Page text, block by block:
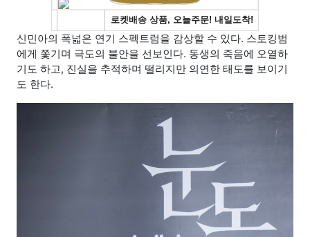
신민아의 폭넓은 연기 스펙트럼을 감상할 수 있다. 스토킹범
에게 쫓기며 극도의 불안을 선보인다. 동생의 죽음에 오열하
기도 하고, 진실을 추적하며 떨리지만 의연한 태도를 보이기
도 한다.